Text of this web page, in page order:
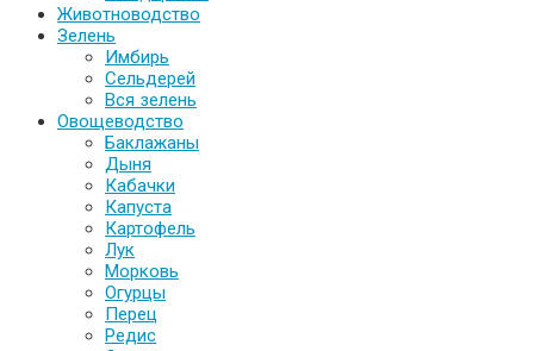
Животноводство
Зелень
Имбирь
Сельдерей
Вся зелень
Овощеводство
Баклажаны
Дыня
Кабачки
Капуста
Картофель
Лук
Морковь
Огурцы
Перец
Редис